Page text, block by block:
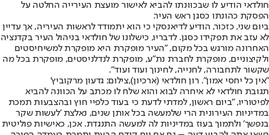
חולדאי הודיע לו שבכוונתו להביא לאישור מועצת העירייה החלטה על
הפסקת כהונתו כסגן ראש העיר.
ביום שני, כזכור, הודיע לדיאנסקי כי הוא יתמודד לראשות העיריה, אך עדיין
לא עזב את תפקידו כסגן. לדבריו, כישלונו של חולדאי בניהול העיר בקדנציה
האחרונה מורגש בכל מקום, "העיר מופקרת היא מופקרת למשיחיסטים
ולקיצוניים, מופקרת לחברת נת"ע, מופקרת לנדלניסטים, מופקרת בכל מה
שקשור לתחבורה, לחנייה, לחינוך ועוד ועוד".
"אין כל יחסי אמון". רון חולדאי (ארכיון),צילום: גדעון מרקוביץ'
תגובת חולדאי לא איחרה לבוא והוא שלח לו מכתב על הכוונה להביא
לפיטוריו, ״ביום ראשון, למדתי לדעת כי בעוד כלפיי חוץ ובהצבעות תמכת
במדיניות העירונית הרי שלמעשה בכל אותן שנים, נאלצת 'לעשות שקר
בנפשך' ולתמוך בעוז במדיניות לה למעשה התנגדת. אכן, כאישיות פוליטית